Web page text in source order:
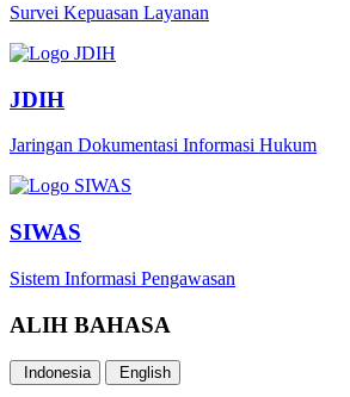
Survei Kepuasan Layanan
JDIH
Jaringan Dokumentasi Informasi Hukum
SIWAS
Sistem Informasi Pengawasan
ALIH BAHASA
Indonesia English